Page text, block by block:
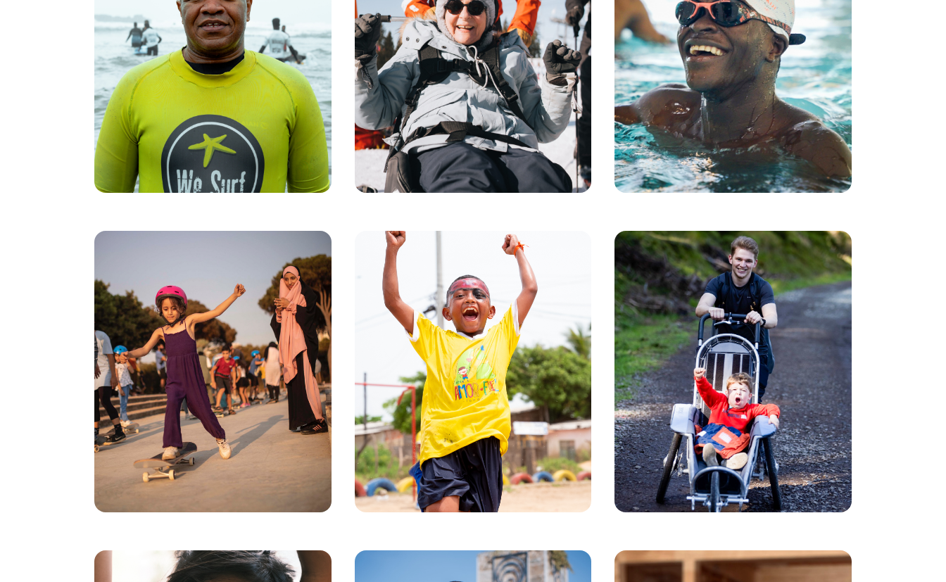
deporte de las personas con autismo. Micas,
uno de los beneficiarios, descubrió el crossfit
a los 47 años... y ese fue el punto de
inflexión. Se apasionó por este deporte y
mejoró día a día.
Hasta la fecha, más de 530 personas de entre
6 y 65 años se han beneficiado de este
proyecto. En 2023, Micas alcanzará un nuevo
hito con sus primeras prácticas en Decathlon
Amadora, un gran paso hacia la integración
social y profesional.
Superarse, revelarse, incluirse. A través del
deporte.
con una discapacidad grave, se ha convertido en una
leyenda del deporte paralímpico, ganando 26 medallas y
desafiando todos los pronósticos. Miembro comprometido
de la junta de la Fundación Decathlon desde su
creación, Béatrice se enamoró recientemente del proyecto
Handiski, una iniciativa que hace accesible la montaña
a las personas con discapacidad.
Gracias al compromiso de la estación de Morillon, en Alta
Saboya, las pistas han dejado de ser territorio prohibido.
El terreno, antaño sinónimo de obstáculos, es ahora un
patio de recreo y una fuente de maravillas para todos.
"Sentí que podía volar y tocar las copas de los abetos.
Nunca pensé que sería capaz de llegar tan alto y sentir
esa estimulante sensación".
memorable.
Gracias a la
Tierra y Mar
dirigido desde 2021
por los equipos del Centro WaterSport
Decathlon de Hendaya, ha podido volver a
meterse en el agua. Aprender a nadar, poco a
poco, y recuperar la confianza en sí mismo.
Cada año, este programa apoya a 70
menores no acompañados en sus
actividades deportivas. Para ellos, el deporte
se convierte en una palanca de integración,
una forma de establecer vínculos y encontrar
su lugar. Hoy, Saidou mira hacia el futuro.
Sueña con ser socorrista. Avanza impulsado
por un simple deseo: ayudar a los demás.
Snoubar Skatepark: un espacio
para todos en el Líbano
El 4 de agosto de 2021, 1 año después de la
explosión que sacudió Beirut, verá la luz el
primer skatepark público, gracias a la implicación
de los equipos de skate de
Decathlon, la
Fundación Decathlon y la ONG Make Life Skate
Like. El objetivo es convertir un antiguo
descampado en un lugar donde la gente pueda
compartir sus experiencias, aportar esperanza y
promover la inclusión. Independientemente de
su origen, sexo o religión, estos jóvenes se
reúnen para aprender a patinar.
Mike, un profesor apasionado, da clases a niños
palestinos y sirios en el cercano campo de
refugiados.
"El monopatín me ha cambiado la vida.
Cuando patinas sólo quieres divertirte, no piensas
Este lugar les va a cambiar la
Donatlón para decenas de
sonrisas en Colombia
Desde 2021, Decathlon Colombia, a través de su
programa Donathlon, ha estado transformando
vidas en La Bendición de Dios, un barrio muy
pobre de Barranquilla.
En colaboración con la Fundación Amor Fiel, la
iniciativa ha distribuido más de 1.000 artículos de
material deportivo y ha organizado más de cien
sesiones deportivas para niños y jóvenes del
poblado chabolista.
Los empleados de Decathlon se comprometen a
transmitir su pasión por el deporte y a reforzar la
cohesión de la comunidad ofreciendo a los
jóvenes momentos de alegría.
La sonrisa de este niño lo dice todo.
Unidos por las montañas en
Polonia
Szymon tiene 11 años y padece distrofia
muscular. Ese día escaló una montaña por
primera vez, gracias a la organización
Unidos
por las Montañas
. Detrás de él, Mateusz, un
estudiante de fisioterapia de Wrocław,
empujaba su silla de ruedas. Es uno de los
400 voluntarios del programa, que creen que
la naturaleza no debe excluir a nadie.
Entre ellos están los empleados de Decathlon
Polonia, que se han unido a la aventura para
permitir que casi 500 personas con
discapacidad descubran las montañas. Cada
salida es una aventura colectiva, posible
gracias a la idea de que todo el mundo
merece alcanzar la cima, a su manera.
Todos a la escuela: libertad
para las niñas en Camboya